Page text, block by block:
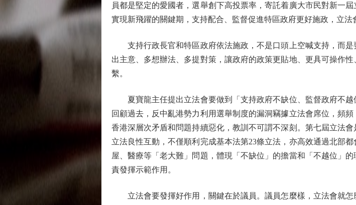
員都是堅定的愛國者，選舉創下高投票率，寄託着廣大市民對新一
實現新飛躍的關鍵期，支持配合、監督促進特區政府更好施政，立法
支持行政長官和特區政府依法施政，不是口頭上空喊支持，而是
出主意、多想辦法、多提對策，讓政府的政策更貼地、更具可操作
繫。
夏寶龍主任提出立法會要做到「支持政府不缺位、監督政府不越
回顧過去，反中亂港勢力利用選舉制度的漏洞竊據立法會席位，頻
香港深層次矛盾和問題持續惡化，教訓不可謂不深刻。第七屆立法
立法良性互動，不僅順利完成基本法第23條立法，亦高效通過北部
屋、醫療等「老大難」問題，體現「不缺位」的擔當和「不越位」
責發揮示範作用。
立法會要發揮好作用，關鍵在於議員。議員怎麼樣，立法會就怎